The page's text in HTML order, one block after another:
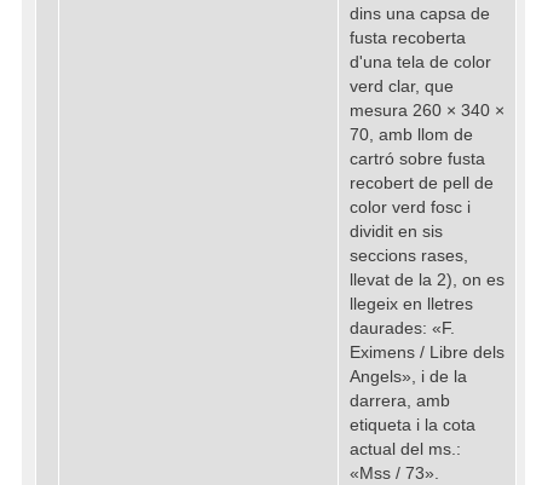
dins una capsa de
fusta recoberta
d'una tela de color
verd clar, que
mesura 260 × 340 ×
70, amb llom de
cartró sobre fusta
recobert de pell de
color verd fosc i
dividit en sis
seccions rases,
llevat de la 2), on es
llegeix en lletres
daurades: «F.
Eximens / Libre dels
Angels», i de la
darrera, amb
etiqueta i la cota
actual del ms.:
«Mss / 73».